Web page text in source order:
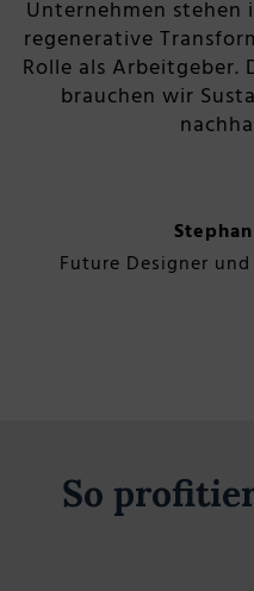
Unternehmen stehen
regenerative
Rolle als
brauchen wir
Future Designer
So